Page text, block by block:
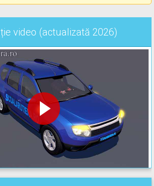
video (actualizată 2026)